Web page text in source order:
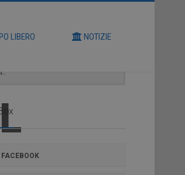
LIBERO NOTIZIE
FACEBOOK